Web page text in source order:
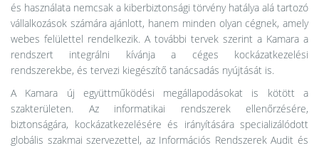
és használata nemcsak a kiberbiztonsági törvény hatálya alá tartozó
vállalkozások számára ajánlott, hanem minden olyan cégnek, amely
webes felülettel rendelkezik. A további tervek szerint a Kamara a
rendszert integrálni kívánja a céges kockázatkezelési
rendszerekbe, és tervezi kiegészítő tanácsadás nyújtását is.
A Kamara új együttműködési megállapodásokat is kötött a
szakterületen. Az informatikai rendszerek ellenőrzésére,
biztonságára, kockázatkezelésére és irányítására specializálódott
globális szakmai szervezettel, az Információs Rendszerek Audit és